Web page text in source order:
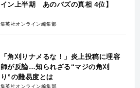
イン上半期 あのバズの真相 4位】
集英社オンライン編集部
「角刈りナメるな！」炎上投稿に理容
師が反論…知られざる“マジの角刈
り”の難易度とは
集英社オンライン編集部